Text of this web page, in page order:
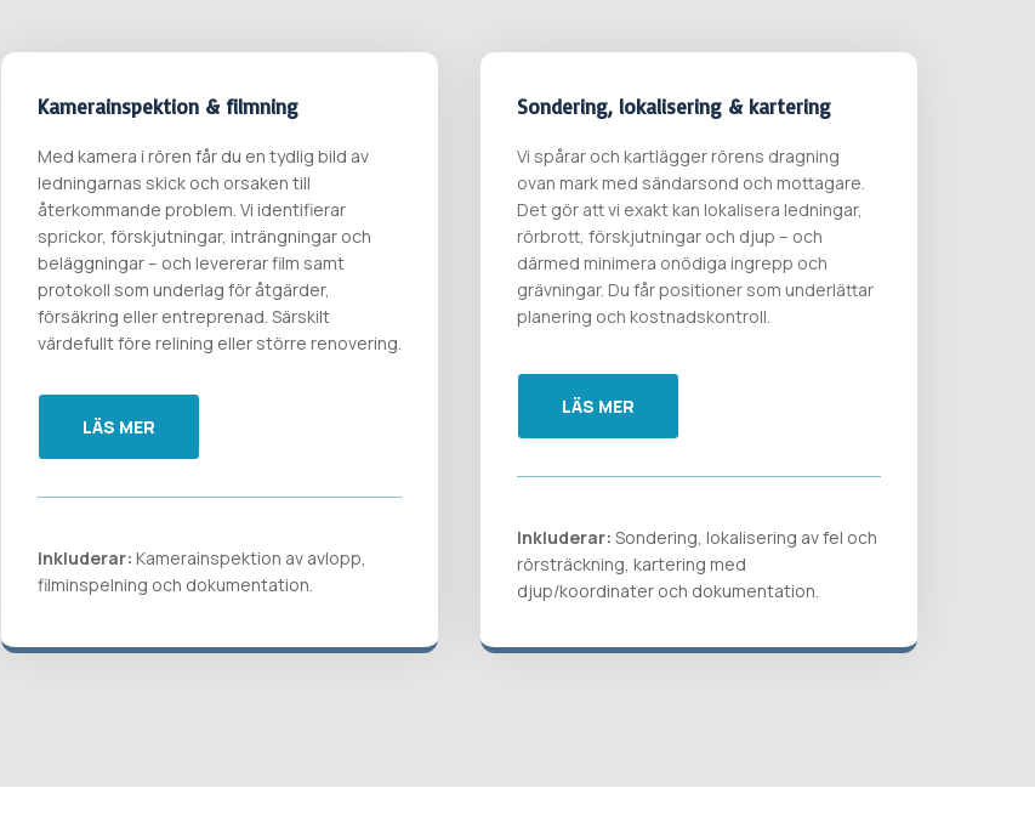
Kamerainspektion & filmning
Med kamera i rören får du en tydlig bild av
ledningarnas skick och orsaken till
återkommande problem. Vi identifierar
sprickor, förskjutningar, inträngningar och
beläggningar – och levererar film samt
protokoll som underlag för åtgärder,
försäkring eller entreprenad. Särskilt
värdefullt före relining eller större renovering.
LÄS MER
Inkluderar: Kamerainspektion av avlopp,
filminspelning och dokumentation.
Sondering, lokalisering & kartering
Vi spårar och kartlägger rörens dragning
ovan mark med sändarsond och mottagare.
Det gör att vi exakt kan lokalisera ledningar,
rörbrott, förskjutningar och djup – och
därmed minimera onödiga ingrepp och
grävningar. Du får positioner som underlättar
planering och kostnadskontroll.
LÄS MER
Inkluderar: Sondering, lokalisering av fel och
rörsträckning, kartering med
djup/koordinater och dokumentation.